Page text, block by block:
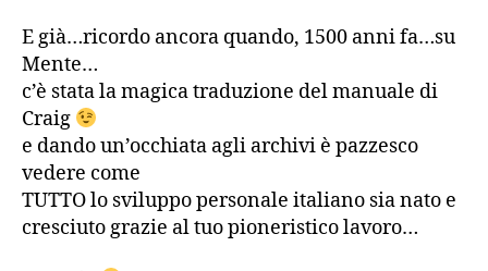
E già…ricordo ancora quando, 1500 anni fa…su
Mente…
c’è stata la magica traduzione del manuale di
Craig
e dando un’occhiata agli archivi è pazzesco
vedere come
TUTTO lo sviluppo personale italiano sia nato e
cresciuto grazie al tuo pioneristico lavoro…